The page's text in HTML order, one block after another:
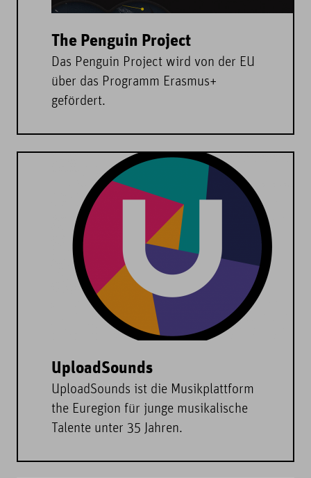
The Penguin Project
Das Penguin Project wird von der EU
über das Programm Erasmus+
gefördert.
UploadSounds
UploadSounds ist die Musikplattform
the Euregion für junge musikalische
Talente unter 35 Jahren.